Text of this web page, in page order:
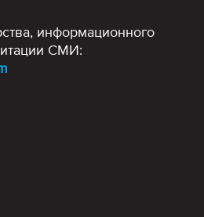
информационного
СМИ: